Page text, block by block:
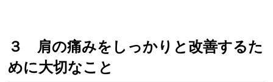
３ 肩の痛みをしっかりと改善するた
めに大切なこと